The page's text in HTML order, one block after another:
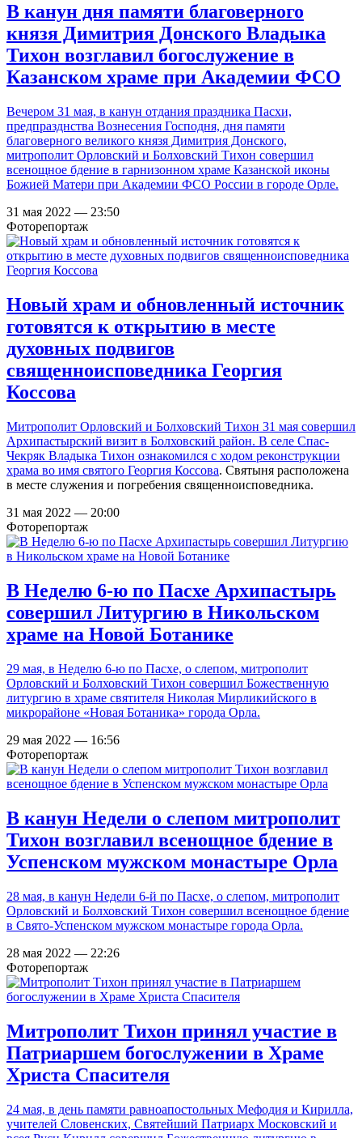
В канун дня памяти благоверного
князя Димитрия Донского Владыка
Тихон возглавил богослужение в
Казанском храме при Академии ФСО
Вечером 31 мая, в канун отдания праздника Пасхи,
предпразднства Вознесения Господня, дня памяти
благоверного великого князя Димитрия Донского,
митрополит Орловский и Болховский Тихон совершил
всенощное бдение в гарнизонном храме Казанской иконы
Божией Матери при Академии ФСО России в городе Орле.
31 мая 2022 — 23:50
Фоторепортаж
Новый храм и обновленный источник
готовятся к открытию в месте
духовных подвигов
священноисповедника Георгия
Коссова
Митрополит Орловский и Болховский Тихон 31 мая совершил
Архипастырский визит в Болховский район. В селе Спас-
Чекряк Владыка Тихон ознакомился с ходом реконструкции
храма во имя святого Георгия Коссова. Святыня расположена
в месте служения и погребения священноисповедника.
31 мая 2022 — 20:00
Фоторепортаж
В Неделю 6-ю по Пасхе Архипастырь
совершил Литургию в Никольском
храме на Новой Ботанике
29 мая, в Неделю 6-ю по Пасхе, о слепом, митрополит
Орловский и Болховский Тихон совершил Божественную
литургию в храме святителя Николая Мирликийского в
микрорайоне «Новая Ботаника» города Орла.
29 мая 2022 — 16:56
Фоторепортаж
В канун Недели о слепом митрополит
Тихон возглавил всенощное бдение в
Успенском мужском монастыре Орла
28 мая, в канун Недели 6-й по Пасхе, о слепом, митрополит
Орловский и Болховский Тихон совершил всенощное бдение
в Свято-Успенском мужском монастыре города Орла.
28 мая 2022 — 22:26
Фоторепортаж
Митрополит Тихон принял участие в
Патриаршем богослужении в Храме
Христа Спасителя
24 мая, в день памяти равноапостольных Мефодия и Кирилла,
учителей Словенских, Святейший Патриарх Московский и